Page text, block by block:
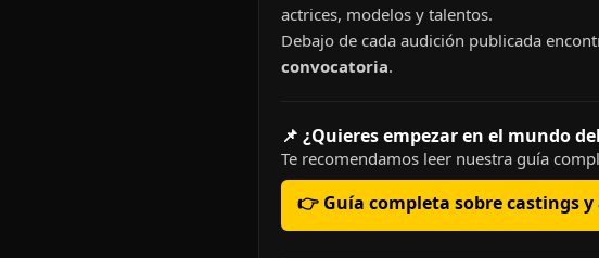
actrices, modelos y talentos.
Debajo de cada audición publicada
convocatoria.
📌 ¿Quieres empezar en el mundo
Te recomendamos leer nuestra guía
👉 Guía completa sobre castings